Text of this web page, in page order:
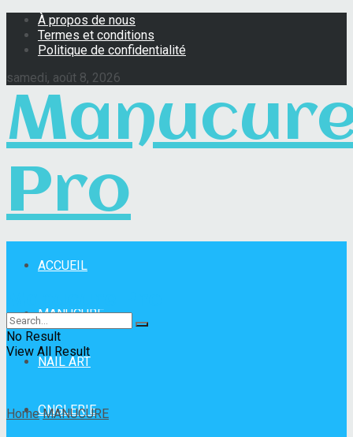
À propos de nous
Termes et conditions
Politique de confidentialité
samedi, août 8, 2026
Pro
ACCUEIL
MANUCURE
NAIL ART
ONGLERIE
No Result
View All Result
Home MANUCURE